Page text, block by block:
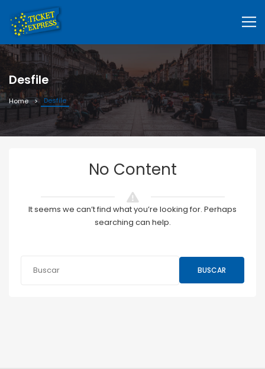
Desfile
Home Desfile
No Content
It seems we can’t find what you’re looking for. Perhaps
searching can help.
BUSCAR